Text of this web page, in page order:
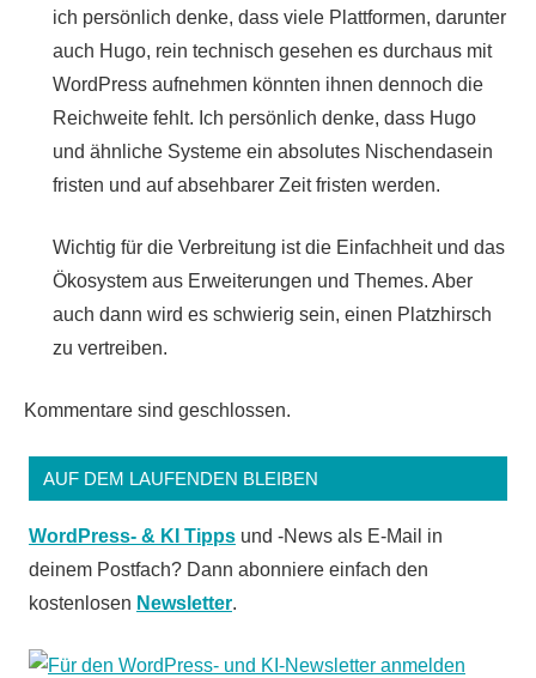
ich persönlich denke, dass viele Plattformen, darunter
auch Hugo, rein technisch gesehen es durchaus mit
WordPress aufnehmen könnten ihnen dennoch die
Reichweite fehlt. Ich persönlich denke, dass Hugo
und ähnliche Systeme ein absolutes Nischendasein
fristen und auf absehbarer Zeit fristen werden.
Wichtig für die Verbreitung ist die Einfachheit und das
Ökosystem aus Erweiterungen und Themes. Aber
auch dann wird es schwierig sein, einen Platzhirsch
zu vertreiben.
Kommentare sind geschlossen.
AUF DEM LAUFENDEN BLEIBEN
WordPress- & KI Tipps und -News als E-Mail in
deinem Postfach? Dann abonniere einfach den
kostenlosen Newsletter.